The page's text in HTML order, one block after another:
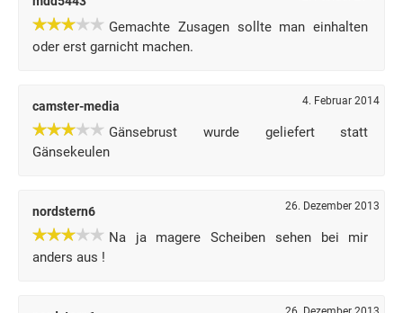
Gemachte Zusagen sollte man einhalten
oder erst garnicht machen.
camster-media 4. Februar 2014
Gänsebrust wurde geliefert statt
Gänsekeulen
nordstern6 26. Dezember 2013
Na ja magere Scheiben sehen bei mir
anders aus !